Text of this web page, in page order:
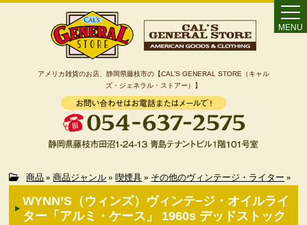
アメリカ雑貨のお店、静岡県藤枝市の【CAL’S GENERAL STORE（キャル
ズ・ジェネラル・ストアー）】
MENU
Home
カート
商品 » 商品ジャンル » 喫煙具 » その他のヴィンテージ・ライター »
WYNN’S（ウィンズ）ヴィンテ−ジ・オイルライ
ター「アルミ・ケース」 1960s デッドストック